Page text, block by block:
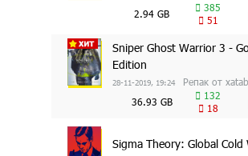
2.94 GB
385
51
Sniper Ghost Warrior 3 -
Edition
28-11-2019, 19:24
Репак от xatab
36.93 GB
132
18
Sigma Theory: Global Cold